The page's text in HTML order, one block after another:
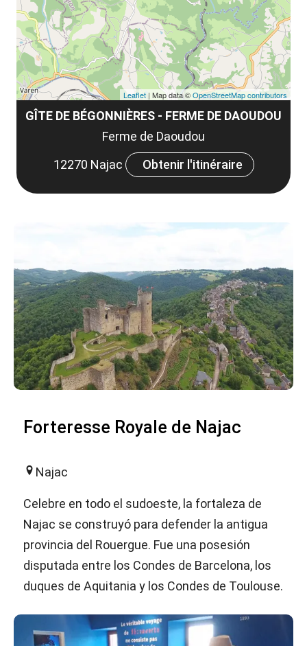
GÎTE DE BÉGONNIÈRES - FERME DE DAOUDOU
Ferme de Daoudou
12270 Najac
Obtenir l'itinéraire
Leaflet | Map data ©OpenStreetMap contributors
Forteresse Royale de Najac
Najac
Celebre en todo el sudoeste, la fortaleza de
Najac se construyó para defender la antigua
provincia del Rouergue. Fue una posesión
disputada entre los Condes de Barcelona, los
duques de Aquitania y los Condes de Toulouse.